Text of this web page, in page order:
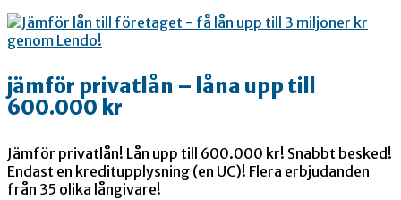
jämför privatlån – låna upp till
600.000 kr
Jämför privatlån! Lån upp till 600.000 kr! Snabbt besked!
Endast en kreditupplysning (en UC)! Flera erbjudanden
från 35 olika långivare!